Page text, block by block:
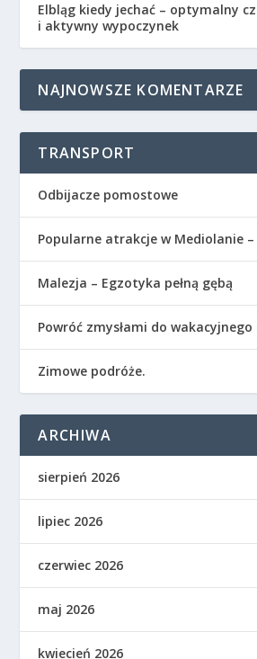
Elbląg kiedy jechać – optymalny
i aktywny wypoczynek
NAJNOWSZE KOMENTARZE
TRANSPORT
Odbijacze pomostowe
Popularne atrakcje w Mediolanie
Malezja – Egzotyka pełną gębą
Powróć zmysłami do wakacyjnego
Zimowe podróże.
ARCHIWA
sierpień 2026
lipiec 2026
czerwiec 2026
maj 2026
kwiecień 2026